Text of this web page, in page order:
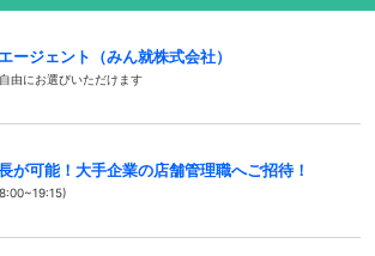
ージェント（みん就株式会社）
由にお選びいただけます
が可能！大手企業の店舗管理職へご招待！